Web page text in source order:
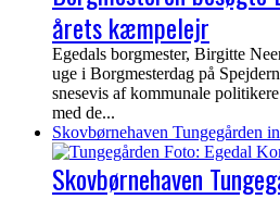
årets kæmpelejr
Egedals borgmester, Birgitte
uge i Borgmesterdag på
snesevis af kommunale
med de...
Skovbørnehaven Tungegården
Skovbørnehaven